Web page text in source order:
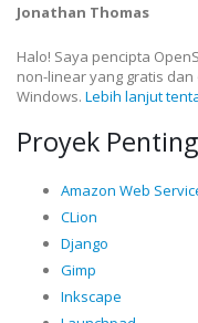
Jonathan Thomas
Halo! Saya pencipta
non-linear yang gratis
Windows. Lebih lanjut
Proyek Penting
Amazon Web
CLion
Django
Gimp
Inkscape